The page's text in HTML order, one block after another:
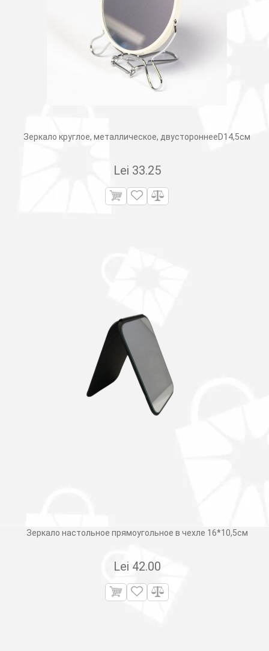
Зеркало круглое, металлическое, двустороннееD14,5см
Lei 33.25
Зеркало настольное прямоугольное в чехле 16*10,5см
Lei 42.00